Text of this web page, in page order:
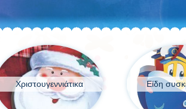
Χριστουγεννιάτικα Είδη